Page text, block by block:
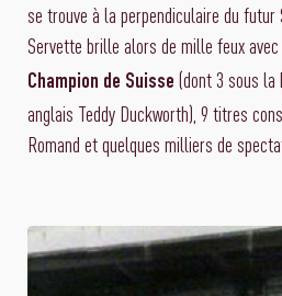
se trouve à la perpendiculaire du futur
Servette brille alors de mille feux
Champion de Suisse (dont 3 sous la
anglais Teddy Duckworth), 9 titres
Romand et quelques milliers de